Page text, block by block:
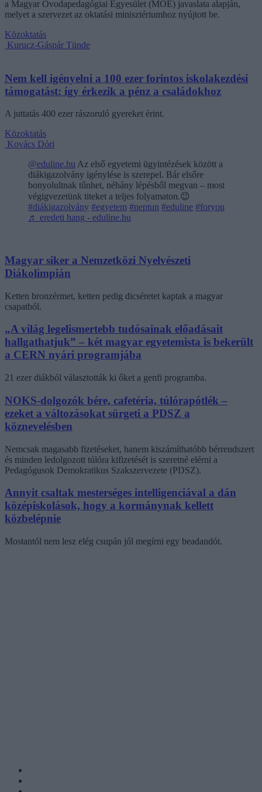
a Magyar Óvodapedagógiai Egyesület (MOE) javaslata alapján,
melyet a szervezet az oktatási minisztériumhoz nyújtott be.
Közoktatás
Kurucz-Gáspár Tünde
Nem kell igényelni a 100 ezer forintos iskolakezdési
támogatást: így érkezik a pénz a családokhoz
A juttatás 400 ezer rászoruló gyereket érint.
Közoktatás
Kovács Dóri
@eduline.hu Az első egyetemi ügyintézések között a
diákigazolvány igénylése is szerepel. Bár elsőre
bonyolultnak tűnhet, néhány lépésből megvan – most
végigvezetünk titeket a teljes folyamaton.😉
#diákigazolvány #egyetem #neptun #eduline #foryou
♬ eredeti hang - eduline.hu
Magyar siker a Nemzetközi Nyelvészeti
Diákolimpián
Ketten bronzérmet, ketten pedig dicséretet kaptak a magyar
csapatból.
„A világ legelismertebb tudósainak előadásait
hallgathatjuk” – két magyar egyetemista is bekerült
a CERN nyári programjába
21 ezer diákból választották ki őket a genfi programba.
NOKS-dolgozók bére, cafetéria, túlórapótlék –
ezeket a változásokat sürgeti a PDSZ a
köznevelésben
Nemcsak magasabb fizetéseket, hanem kiszámíthatóbb bérrendszert
és minden ledolgozott túlóra kifizetését is szeretné elérni a
Pedagógusok Demokratikus Szakszervezete (PDSZ).
Annyit csaltak mesterséges intelligenciával a dán
középiskolások, hogy a kormánynak kellett
közbelépnie
Mostantól nem lesz elég csupán jól megírni egy beadandót.